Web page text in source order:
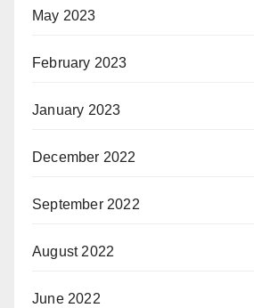
May 2023
February 2023
January 2023
December 2022
September 2022
August 2022
June 2022